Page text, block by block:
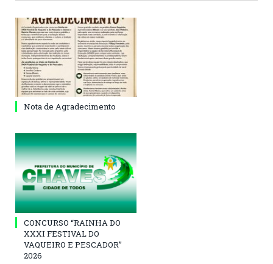
Nota de Agradecimento
CONCURSO “RAINHA DO
XXXI FESTIVAL DO
VAQUEIRO E PESCADOR”
2026